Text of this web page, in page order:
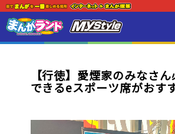
新着・オススメ情報
【行徳】愛煙家のみなさ
できるeスポーツ席がおす